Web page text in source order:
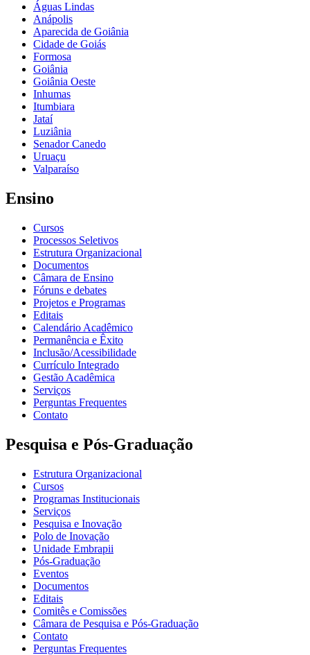
Águas Lindas
Anápolis
Aparecida de Goiânia
Cidade de Goiás
Formosa
Goiânia
Goiânia Oeste
Inhumas
Itumbiara
Jataí
Luziânia
Senador Canedo
Uruaçu
Valparaíso
Ensino
Cursos
Processos Seletivos
Estrutura Organizacional
Documentos
Câmara de Ensino
Fóruns e debates
Projetos e Programas
Editais
Calendário Acadêmico
Permanência e Êxito
Inclusão/Acessibilidade
Currículo Integrado
Gestão Acadêmica
Serviços
Perguntas Frequentes
Contato
Pesquisa e Pós-Graduação
Estrutura Organizacional
Cursos
Programas Institucionais
Serviços
Pesquisa e Inovação
Polo de Inovação
Unidade Embrapii
Pós-Graduação
Eventos
Documentos
Editais
Comitês e Comissões
Câmara de Pesquisa e Pós-Graduação
Contato
Perguntas Frequentes